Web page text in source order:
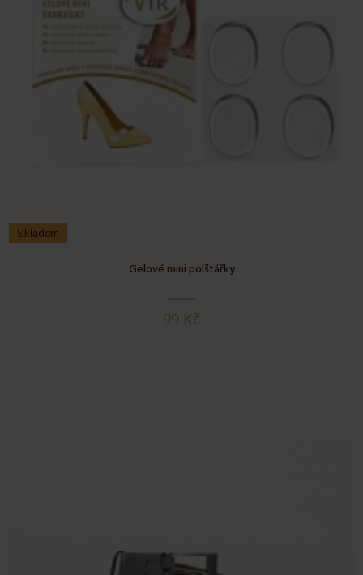
Gelové mini polštářky
99 Kč
Skladem